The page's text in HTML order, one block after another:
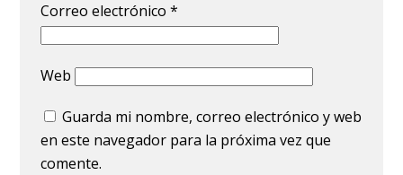
Correo electrónico*
Web
Guarda mi nombre, correo electrónico y web
en este navegador para la próxima vez que
comente.